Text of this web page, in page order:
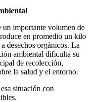
un importante volumen de
en promedio un kilo
desechos orgánicos. La
ambiental dificulta su
de recolección,
la salud y el entorno.
situación con